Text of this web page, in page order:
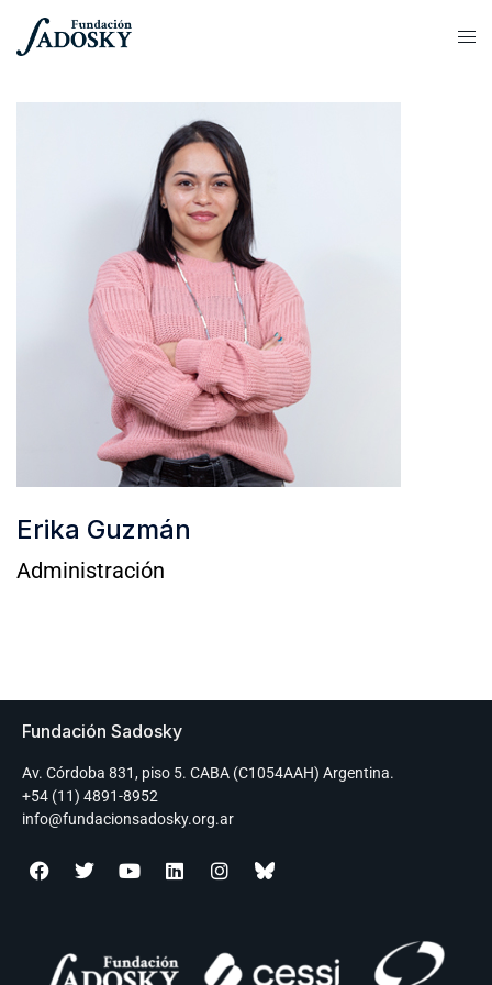
Erika Guzmán
Administración
Fundación Sadosky
Av. Córdoba 831, piso 5. CABA (C1054AAH) Argentina.
+54 (11) 4891-8952
info@fundacionsadosky.org.ar